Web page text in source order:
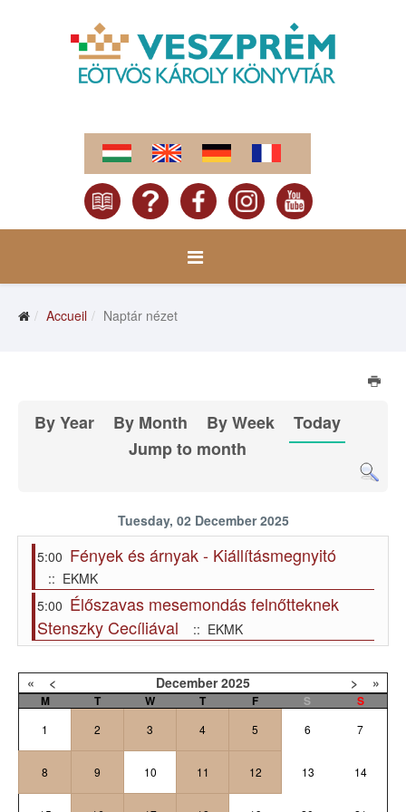
Accueil Naptár nézet
By Year By Month By Week
Today
Jump to month
Tuesday, 02 December 2025
5:00 Fények és árnyak - Kiállításmegnyitó
:: EKMK
5:00 Élőszavas mesemondás felnőtteknek
Stenszky Cecíliával
:: EKMK
« < December 2025 > »
M T W T F S S
1 2 3 4 5 6 7
8 9 10 11 12 13 14